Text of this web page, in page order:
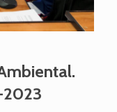
2023